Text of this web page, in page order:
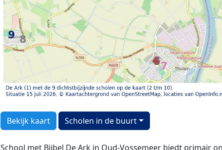
Bekijk kaart Scholen in de buurt
School met Bijbel De Ark in Oud-Vossemeer biedt primair